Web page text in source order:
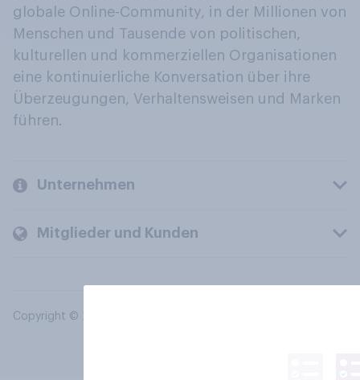
globale Online-Community, in der Millionen von
Menschen und Tausende von politischen,
kulturellen und kommerziellen Organisationen
eine kontinuierliche Konversation über ihre
Überzeugungen, Verhaltensweisen und Marken
führen.
Unternehmen
Mitglieder und Kunden
Copyright © 2026 YouGov PLC. Alle Rechte vorbehalten.